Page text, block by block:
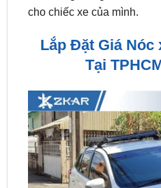
Lắp Đặt Giá Nóc